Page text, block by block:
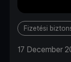
Fizetési
17 December